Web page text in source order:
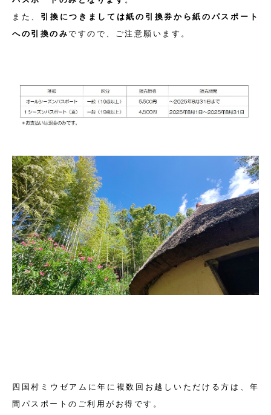
また、 引換につきましては紙の引換券から紙のパスポート
への引換のみですので、ご注意願います。
四国村ミウゼアムに年に複数回お越しいただける方は、年
間パスポートのご利用がお得です。